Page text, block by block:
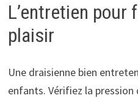
L’entretien pour
plaisir
Une draisienne bien
enfants. Vérifiez la pression